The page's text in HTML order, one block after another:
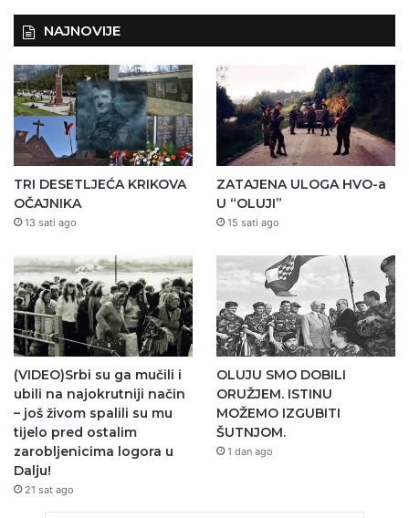
NAJNOVIJE
TRI DESETLJEĆA KRIKOVA
OČAJNIKA
13 sati ago
ZATAJENA ULOGA HVO-a
U “OLUJI”
15 sati ago
(VIDEO)Srbi su ga mučili i
ubili na najokrutniji način
– još živom spalili su mu
tijelo pred ostalim
zarobljenicima logora u
Dalju!
21 sat ago
OLUJU SMO DOBILI
ORUŽJEM. ISTINU
MOŽEMO IZGUBITI
ŠUTNJOM.
1 dan ago